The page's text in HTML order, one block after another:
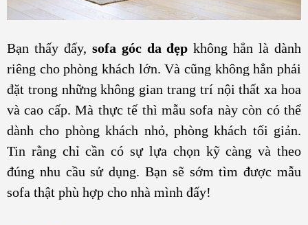
Bạn thấy đấy, sofa góc da đẹp không hẳn là dành
riêng cho phòng khách lớn. Và cũng không hẳn phải
đặt trong những không gian trang trí nội thất xa hoa
và cao cấp. Mà thực tế thì mẫu sofa này còn có thể
dành cho phòng khách nhỏ, phòng khách tối giản.
Tin rằng chỉ cần có sự lựa chọn kỹ càng và theo
đúng nhu cầu sử dụng. Bạn sẽ sớm tìm được mẫu
sofa thật phù hợp cho nhà mình đấy!